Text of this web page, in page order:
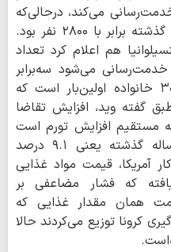
ماهانه به ۴۲۰۰ نفر خدمت‌رسانی می‌کند، درحالی‌که
این رقم در زمان مشابه در سال گذشته برابر با ۲۸۰۰ نفر بود.
هم اعلام کرد تعداد
خدمت‌رسانی می‌شود سه‌برابر
شده‌ و از هر ۱۸۰۰ خانواده، ۳۰۰ خانواده اولین‌بار است که
گفته‌ وید، افزایش تقاضا
مستقیم افزایش تورم است
که به بالاترین رقم طی چهل‌ساله گذشته یعنی ۹.۱ درصد
آمریکا، قیمت مواد غذایی
افزایش‌یافته که فشار مضاعفی بر
همان مقدار غذایی که
کرونا توزیع می‌کردند حالا